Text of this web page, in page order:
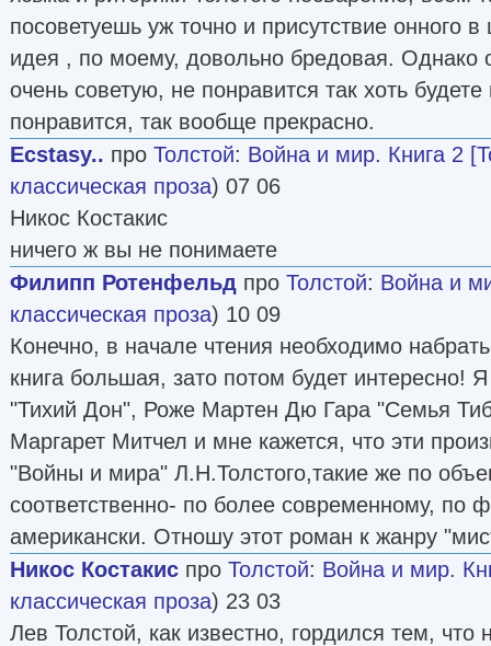
посоветуешь уж точно и присутствие онного
идея , по моему, довольно бредовая. Однако
очень советую, не понравится так хоть
понравится, так вообще прекрасно.
Ecstasy.. про Толстой: Война и мир. Книга 2
классическая проза) 07 06
Никос Костакис
ничего ж вы не понимаете
Филипп Ротенфельд про Толстой: Война и
классическая проза) 10 09
Конечно, в начале чтения необходимо
книга большая, зато потом будет интересно!
"Тихий Дон", Роже Мартен Дю Гара "Семья
Маргарет Митчел и мне кажется, что эти
"Войны и мира" Л.Н.Толстого,такие же по
соответственно- по более современному, по
американски. Отношу этот роман к жанру
Никос Костакис про Толстой: Война и мир.
классическая проза) 23 03
Лев Толстой, как известно, гордился тем, что